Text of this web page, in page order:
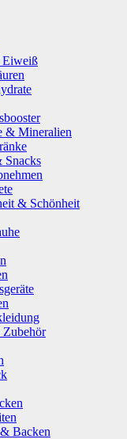
Eiweiß
& Mineralien
Snacks
& Schönheit
Zubehör
Backen